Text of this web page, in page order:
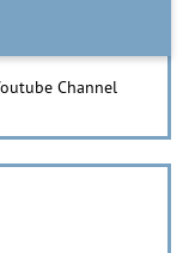
Channel